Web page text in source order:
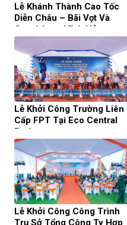
Lễ Khánh Thành Cao Tốc
Diễn Châu – Bãi Vọt Và
Cam Lâm – Vĩnh Hảo​
Lễ Khởi Công Trường Liên
Cấp FPT Tại Eco Central
Park
Lễ Khởi Công Công Trình
Trụ Sở Tổng Công Ty Hợp